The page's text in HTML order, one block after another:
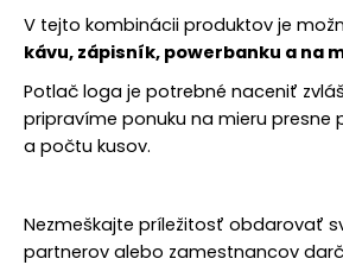
V tejto kombinácii produktov je
kávu, zápisník, powerbanku a na
Potlač loga je potrebné naceniť
pripravíme ponuku na mieru presne
a počtu kusov.
Nezmeškajte príležitosť obdarovať
partnerov alebo zamestnancov
č
a
m
e